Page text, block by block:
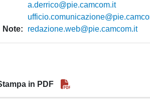
Note
a.derrico@pie.camcom.it
redazione.web@pie.camcom.it
in PDF